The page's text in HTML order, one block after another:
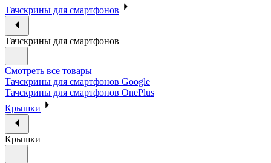
Тачскрины для смартфонов
Тачскрины для смартфонов
Смотреть все товары
Тачскрины для смартфонов Google
Тачскрины для смартфонов OnePlus
Крышки
Крышки